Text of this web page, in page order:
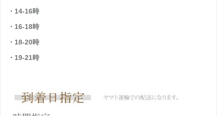
・14-16時
・16-18時
・18-20時
・19-21時